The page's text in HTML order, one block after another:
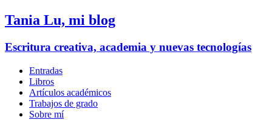
Tania Lu, mi blog
Escritura creativa, academia y nuevas tecnologías
Entradas
Libros
Artículos académicos
Trabajos de grado
Sobre mí